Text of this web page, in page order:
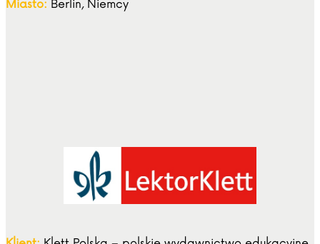
Miasto: Berlin, Niemcy